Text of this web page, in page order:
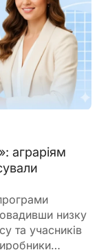
аграріям
низку
та учасників